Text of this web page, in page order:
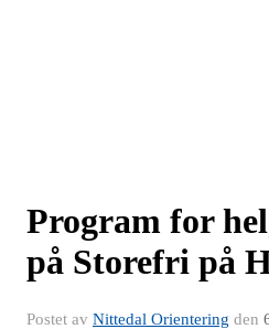
Program for
på Storefri på
Postet av Nittedal Orientering den